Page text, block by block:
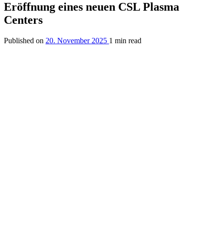
Eröffnung eines neuen CSL Plasma
Centers
Published on 20. November 2025 1 min read